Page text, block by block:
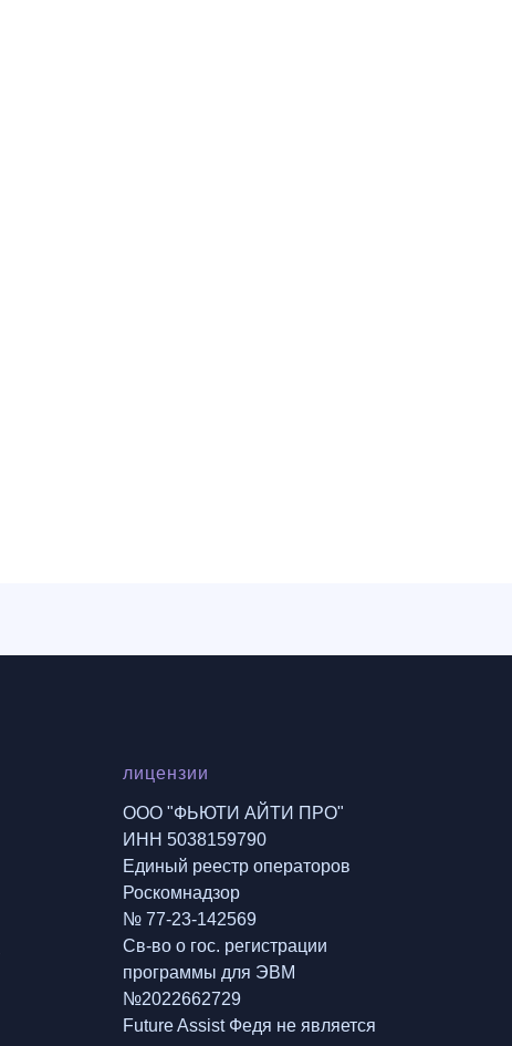
лицензии
ООО "ФЬЮТИ АЙТИ ПРО"
ИНН 5038159790
Единый реестр операторов
Роскомнадзор
№ 77-23-142569
Св-во о гос. регистрации
программы для ЭВМ
№2022662729
Future Assist Федя не является